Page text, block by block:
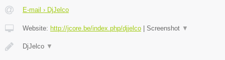
E-mail › DjJelco
Website: http://jcore.be/index.php/djjelco Screenshot ▼
DjJelco ▼